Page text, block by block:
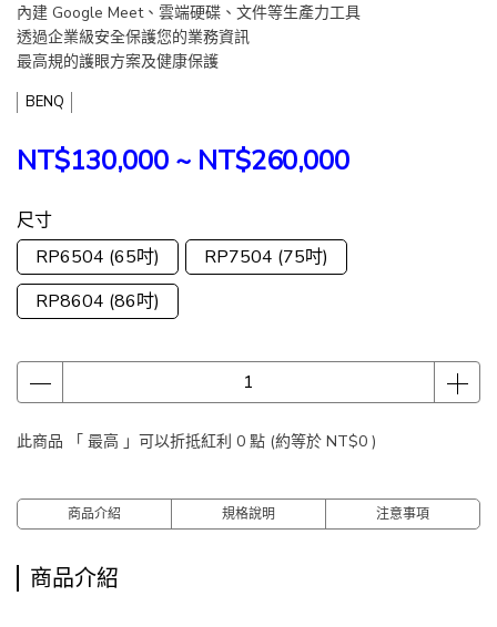
內建 Google Meet、雲端硬碟、文件等生產力工具
透過企業級安全保護您的業務資訊
最高規的護眼方案及健康保護
BENQ
NT$130,000 ~ NT$260,000
尺寸
RP6504 (65吋)
RP7504 (75吋)
RP8604 (86吋)
此商品 「 最高 」可以折抵紅利 0 點 (約等於 NT$0 )
商品介紹 規格說明 注意事項
商品介紹